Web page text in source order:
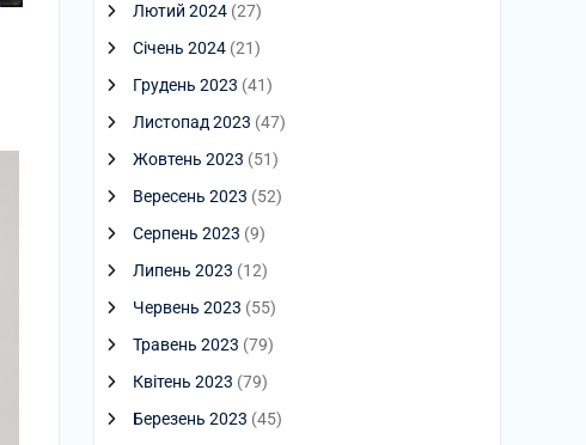
Лютий 2024 (27)
Січень 2024 (21)
Грудень 2023 (41)
Листопад 2023 (47)
Жовтень 2023 (51)
Вересень 2023 (52)
Серпень 2023 (9)
Липень 2023 (12)
Червень 2023 (55)
Травень 2023 (79)
Квітень 2023 (79)
Березень 2023 (45)